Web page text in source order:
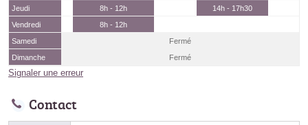
Jeudi
8h - 12h
14h - 17h30
Vendredi
8h - 12h
Samedi
Fermé
Dimanche
Fermé
Signaler une erreur
Contact